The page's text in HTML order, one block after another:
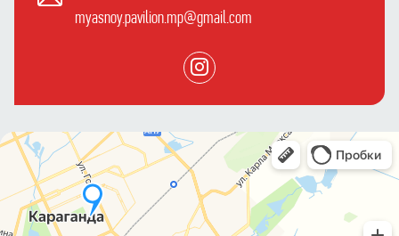
myasnoy.pavilion.mp@gmail.com